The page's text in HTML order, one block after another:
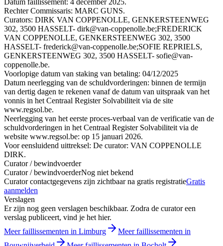
Rechter Commissaris: MARC GUNS.
Curators: DIRK VAN COPPENOLLE, GENKERSTEENWEG
302, 3500 HASSELT- dirk@van-coppenolle.be;FREDERICK
VAN COPPENOLLE, GENKERSTEENWEG 302, 3500
HASSELT- frederick@van-coppenolle.be;SOFIE REPRIELS,
GENKERSTEENWEG 302, 3500 HASSELT- sofie@van-
coppenolle.be.
Voorlopige datum van staking van betaling: 04/12/2025
Datum neerlegging van de schuldvorderingen: binnen de termijn
van dertig dagen te rekenen vanaf de datum van uitspraak van het
vonnis in het Centraal Register Solvabiliteit via de site
www.regsol.be.
Neerlegging van het eerste proces-verbaal van de verificatie van de
schuldvorderingen in het Centraal Register Solvabiliteit via de
website www.regsol.be: op 15 januari 2026.
Voor eensluidend uittreksel: De curator: VAN COPPENOLLE
DIRK.
Curator / bewindvoerder
Curator / bewindvoerderNog niet bekend
Curator contactgegevens zijn zichtbaar na gratis registratieGratis
aanmelden
Verslagen
Er zijn nog geen verslagen beschikbaar. Zodra de curator een
verslag publiceert, vind je het hier.
Meer faillissementen in Limburg
Meer faillissementen in